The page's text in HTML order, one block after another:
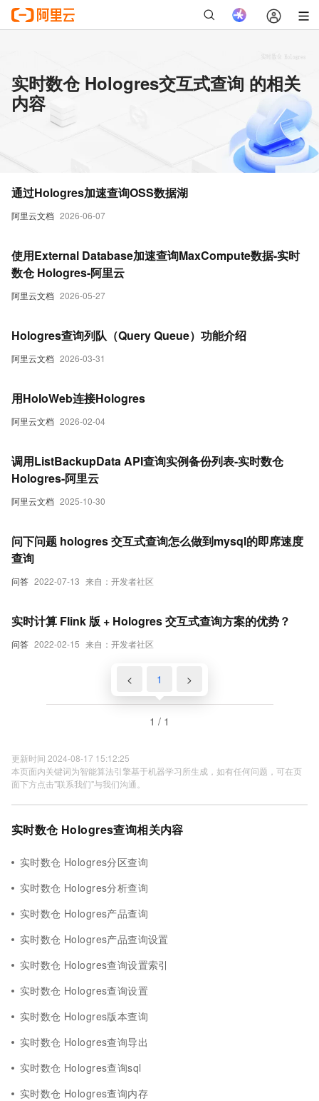
实时数仓 Hologres交互式查询 的相关
内容
阿里云文档 2026-06-07
通过Hologres加速查询OSS数据湖
阿里云文档 2026-05-27
使用External Database加速查询MaxCompute数据-实时
数仓 Hologres-阿里云
阿里云文档 2026-03-31
Hologres查询列队（Query Queue）功能介绍
阿里云文档 2026-02-04
用HoloWeb连接Hologres
阿里云文档 2025-10-30
调用ListBackupData API查询实例备份列表-实时数仓
Hologres-阿里云
问答 2022-07-13 来自：开发者社区
问下问题 hologres 交互式查询怎么做到mysql的即席速度
查询
问答 2022-02-15 来自：开发者社区
实时计算 Flink 版 + Hologres 交互式查询方案的优势？
< 1 >
1 / 1
更新时间 2024-08-17 15:12:25
本页面内关键词为智能算法引擎基于机器学习所生成，如有任何问题，可在页
面下方点击"联系我们"与我们沟通。
实时数仓 Hologres查询相关内容
实时数仓 Hologres分区查询
实时数仓 Hologres分析查询
实时数仓 Hologres产品查询
实时数仓 Hologres产品查询设置
实时数仓 Hologres查询设置索引
实时数仓 Hologres查询设置
实时数仓 Hologres版本查询
实时数仓 Hologres查询导出
实时数仓 Hologres查询sql
实时数仓 Hologres查询内存